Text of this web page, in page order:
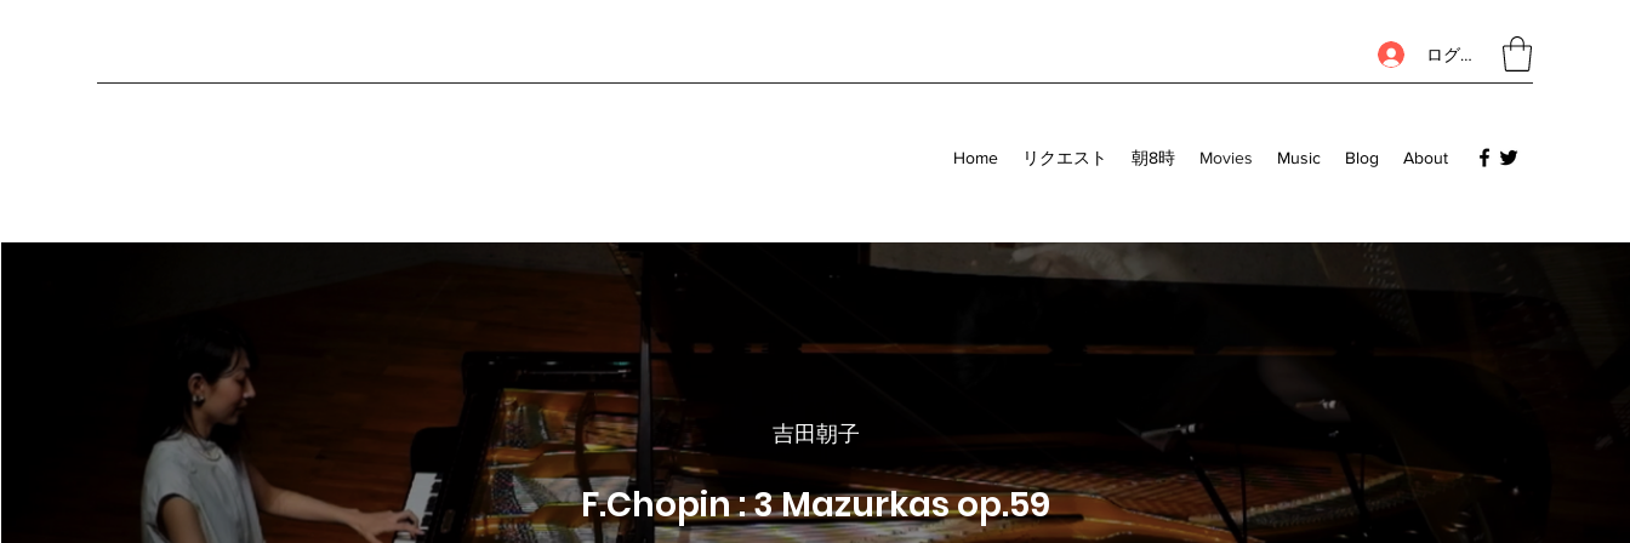
ログイン
Home リクエスト 朝8時 Movies Music Blog About
吉田朝子
F.Chopin : 3 Mazurkas op.59